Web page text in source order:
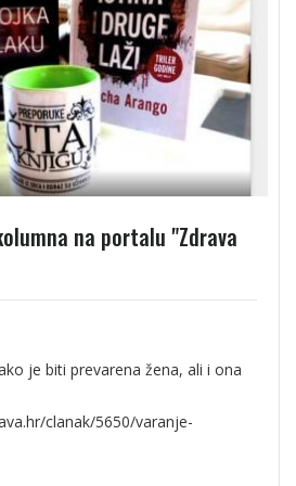
na portalu "Zdrava
je biti prevarena žena, ali i ona
clanak/5650/varanje-